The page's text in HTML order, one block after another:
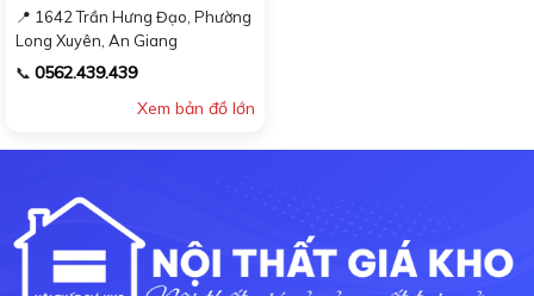
📍 1642 Trần Hưng Đạo, Phường
Long Xuyên, An Giang
📞 0562.439.439
Xem bản đồ lớn